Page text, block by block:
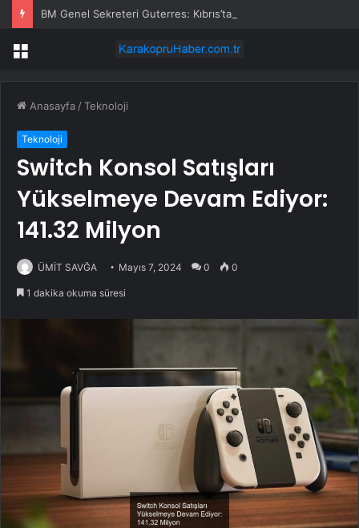
Menü
Anasayfa /Teknoloji
Teknoloji
Switch Konsol Satışları
Yükselmeye Devam Ediyor:
141.32 Milyon
ÜMİT SAVĞA Mayıs 7, 2024 0 0
1 dakika okuma süresi